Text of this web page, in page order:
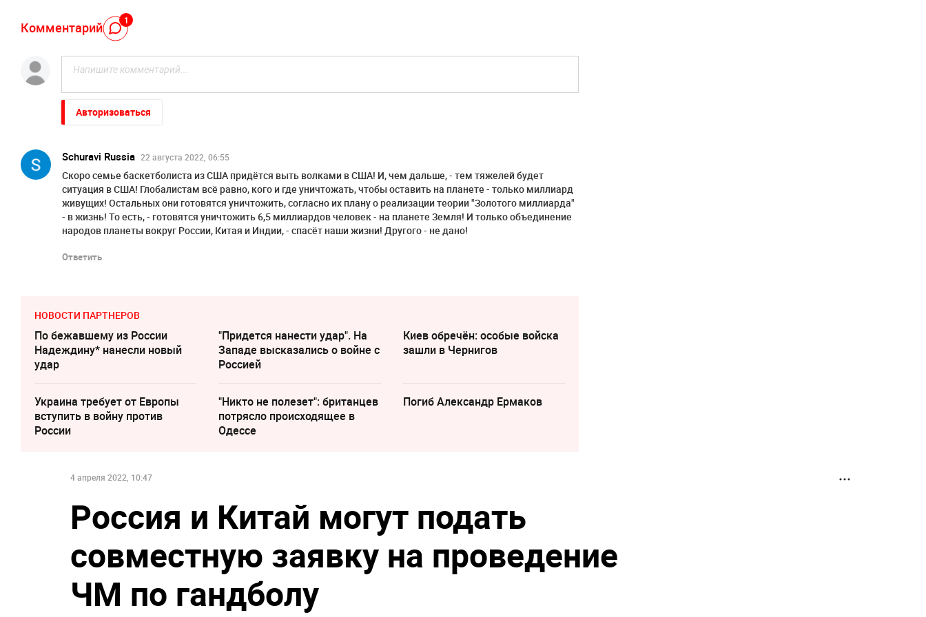
Комментарий 1
Авторизоваться
Schuravi Russia 22 августа 2022, 06:55
Скоро семье баскетболиста из США придётся выть волками в США! И, чем дальше, - тем тяжелей будет
ситуация в США! Глобалистам всё равно, кого и где уничтожать, чтобы оставить на планете - только миллиард
живущих! Остальных они готовятся уничтожить, согласно их плану о реализации теории "Золотого миллиарда"
- в жизнь! То есть, - готовятся уничтожить 6,5 миллиардов человек - на планете Земля! И только объединение
народов планеты вокруг России, Китая и Индии, - спасёт наши жизни! Другого - не дано!
Ответить
НОВОСТИ ПАРТНЕРОВ
По бежавшему из России
Надеждину* нанесли новый
удар
"Придется нанести удар". На
Западе высказались о войне с
Россией
Киев обречён: особые войска
зашли в Чернигов
Украина требует от Европы
вступить в войну против
России
"Никто не полезет": британцев
потрясло происходящее в
Одессе
Погиб Александр Ермаков
4 апреля 2022, 10:47
Россия и Китай могут подать
совместную заявку на проведение
ЧМ по гандболу